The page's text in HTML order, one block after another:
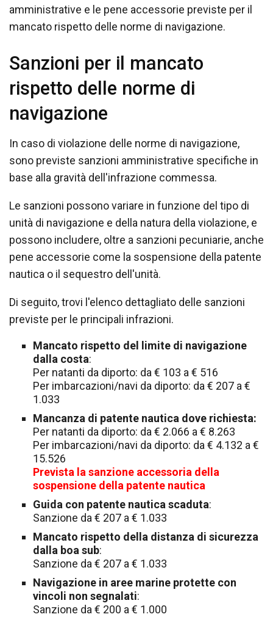
amministrative e le pene accessorie previste per il
mancato rispetto delle norme di navigazione.
Sanzioni per il mancato
rispetto delle norme di
navigazione
In caso di violazione delle norme di navigazione,
sono previste sanzioni amministrative specifiche in
base alla gravità dell'infrazione commessa.
Le sanzioni possono variare in funzione del tipo di
unità di navigazione e della natura della violazione, e
possono includere, oltre a sanzioni pecuniarie, anche
pene accessorie come la sospensione della patente
nautica o il sequestro dell'unità.
Di seguito, trovi l'elenco dettagliato delle sanzioni
previste per le principali infrazioni.
Mancato rispetto del limite di navigazione
dalla costa:
Per natanti da diporto: da € 103 a € 516
Per imbarcazioni/navi da diporto: da € 207 a €
1.033
Mancanza di patente nautica dove richiesta:
Per natanti da diporto: da € 2.066 a € 8.263
Per imbarcazioni/navi da diporto: da € 4.132 a €
15.526
Prevista la sanzione accessoria della
sospensione della patente nautica
Guida con patente nautica scaduta:
Sanzione da € 207 a € 1.033
Mancato rispetto della distanza di sicurezza
dalla boa sub:
Sanzione da € 207 a € 1.033
Navigazione in aree marine protette con
vincoli non segnalati:
Sanzione da € 200 a € 1.000